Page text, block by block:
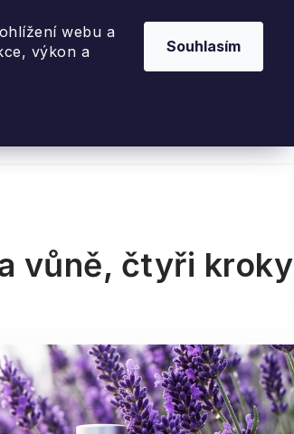
webu a
výkon a
Souhlasím
vůně, čtyři kroky